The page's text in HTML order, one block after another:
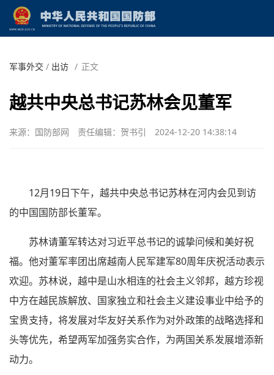
军事外交 / 出访 / 正文
越共中央总书记苏林会见董军
来源：国防部网 责任编辑：贺书引 2024-12-20 14:38:14
12月19日下午，越共中央总书记苏林在河内会见到访
的中国国防部长董军。
苏林请董军转达对习近平总书记的诚挚问候和美好祝
福。他对董军率团出席越南人民军建军80周年庆祝活动表示
欢迎。苏林说，越中是山水相连的社会主义邻邦，越方珍视
中方在越民族解放、国家独立和社会主义建设事业中给予的
宝贵支持，将发展对华友好关系作为对外政策的战略选择和
头等优先，希望两军加强务实合作，为两国关系发展增添新
动力。